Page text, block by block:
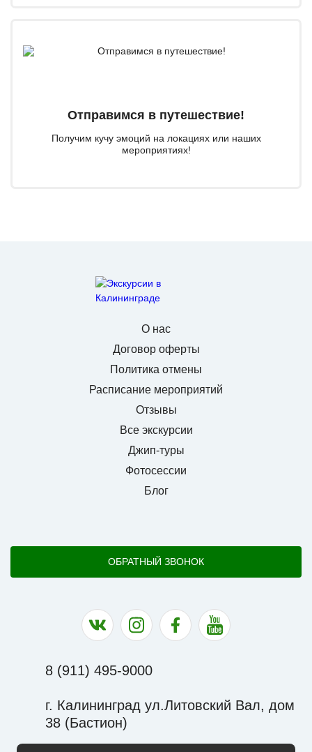
Отправимся в путешествие!
Получим кучу эмоций на локациях или наших
мероприятиях!
О нас
Договор оферты
Политика отмены
Расписание мероприятий
Отзывы
Все экскурсии
Джип-туры
Фотосессии
Блог
ОБРАТНЫЙ ЗВОНОК
Наша группа в ВКНаша страница в Instagram
Наша группа в Facebook
Наш канал на
8 (911) 495-9000
г. Калининград ул.Литовский Вал, дом
38 (Бастион)